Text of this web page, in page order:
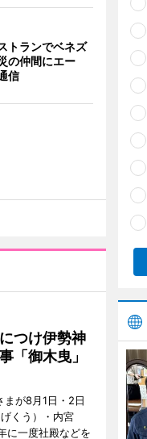
トランでベネズ
の仲間にエー
信
つけ伊勢神
「御木曳」
まが8月1日・2日
くう）・内宮
に一度社殿などを